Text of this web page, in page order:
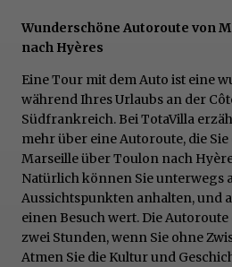
Wunderschöne Autoroute von
nach Hyères
Eine Tour mit dem Auto ist eine
während Ihres Urlaubs an der
Südfrankreich. Bei TotaVilla
mehr über eine Autoroute, die
Marseille über Toulon nach
Natürlich können Sie unterwegs
Aussichtspunkten anhalten, und
einen Besuch wert. Die
zwei Stunden, wenn Sie ohne
Atmen Sie die Kultur und